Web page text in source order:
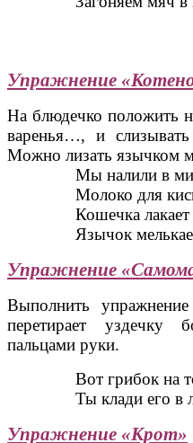
Упражнение
На блюдечко положить
варенья…, и
Можно лизать язычком
Мы налили в
Молоко для
Кошечка лакает
Язычок
Упражнение
Выполнить
перетирает уздечку
пальцами руки.
Вот грибок на
Ты клади его в
Упражнение «Крот»